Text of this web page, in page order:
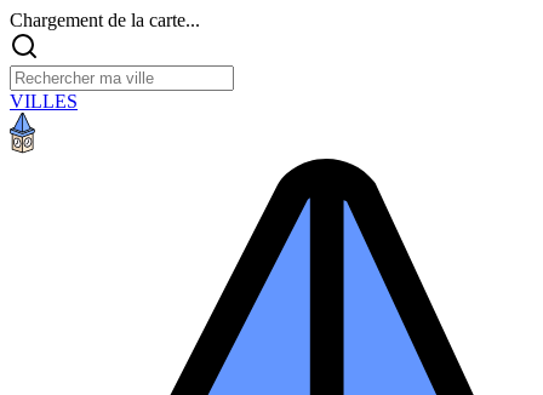
Chargement de la carte...
VILLES